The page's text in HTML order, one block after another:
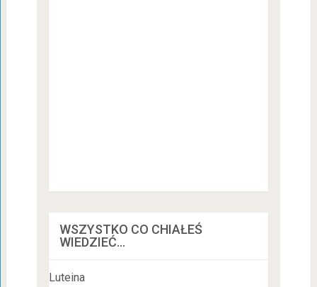
WSZYSTKO CO CHIAŁEŚ
WIEDZIEĆ…
Luteina